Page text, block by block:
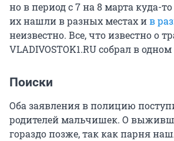
но в период с 7 на 8 марта куда-
их нашли в разных местах ив
неизвестно. Все, что известно о
VLADIVOSTOK1.RU собрал в одном
Поиски
Оба заявления в полицию
родителей мальчишек. О
гораздо позже, так как парня